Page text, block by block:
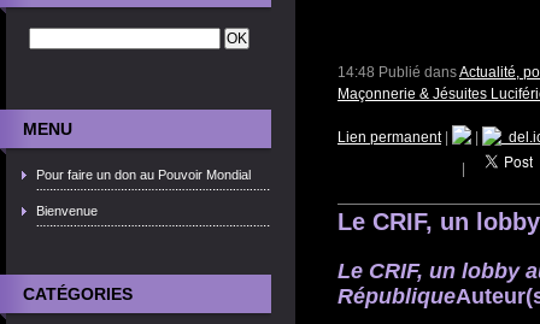
MENU
Pour faire un don au Pouvoir Mondial
Bienvenue
CATÉGORIES
14:48 Publié dansActualité,
Maçonnerie & Jésuites
Lien permanent|
Le CRIF, un
Le CRIF, un lobby
République